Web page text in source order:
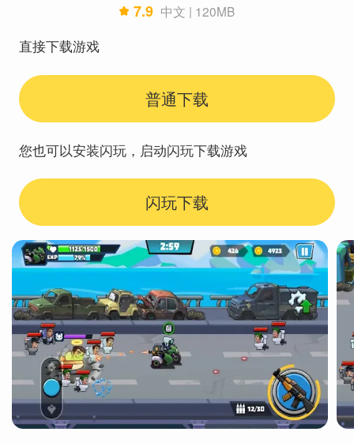
7.9 中文 | 120MB
直接下载游戏
普通下载
您也可以安装闪玩，启动闪玩下载游戏
闪玩下载